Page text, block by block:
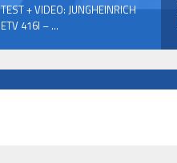
TEST + VIDEO: JUNGHEINRICH
ETV 416I – ...